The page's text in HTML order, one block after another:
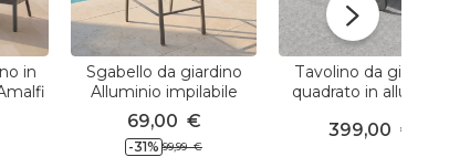
in
Sgabello da giardino
Alluminio impilabile
Murano Grigio antracito
69,00 €
-31% 99,99 €
Tavolino da giardino
quadrato in alluminio
Beach Grigio antracite
399,00 €